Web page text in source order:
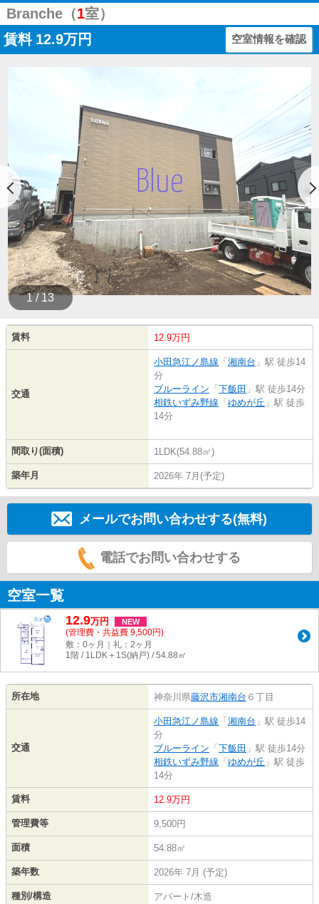
Branche（1室）
賃料 12.9万円 空室情報を確認
1 / 13
賃料 12.9万円
交通
小田急江ノ島線 「 湘南台 」駅 徒歩14
分
ブルーライン 「 下飯田 」駅 徒歩14分
相鉄いずみ野線 「 ゆめが丘 」駅 徒歩
14分
間取り(面積) 1LDK(54.88㎡)
築年月 2026年 7月(予定)
メールでお問い合わせする(無料)
電話でお問い合わせする
空室一覧
12.9万円 NEW
(管理費・共益費 9,500円)
敷：0ヶ月｜礼：2ヶ月
1階 / 1LDK＋1S(納戸) / 54.88㎡
所在地 神奈川県藤沢市湘南台 ６丁目
交通
小田急江ノ島線 「 湘南台 」駅 徒歩14
分
ブルーライン 「 下飯田 」駅 徒歩14分
相鉄いずみ野線 「 ゆめが丘 」駅 徒歩
14分
賃料 12.9万円
管理費等 9,500円
面積 54.88㎡
築年数 2026年 7月 (予定)
種別/構造 アパート/木造